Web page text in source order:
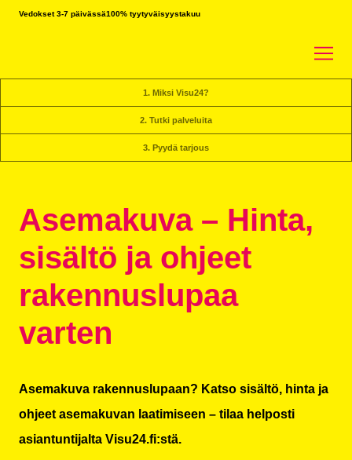
Vedokset 3-7 päivässä100% tyytyväisyystakuu
1. Miksi Visu24?
2. Tutki palveluita
3. Pyydä tarjous
Asemakuva – Hinta,
sisältö ja ohjeet
rakennuslupaa
varten
Asemakuva rakennuslupaan? Katso sisältö, hinta ja
ohjeet asemakuvan laatimiseen – tilaa helposti
asiantuntijalta Visu24.fi:stä.